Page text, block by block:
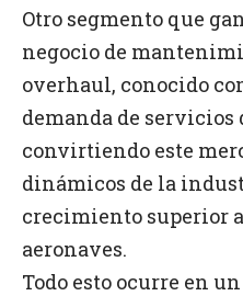
Otro segmento que
negocio de
overhaul, conocido
demanda de
convirtiendo este
dinámicos de la
crecimiento superior
aeronaves.
Todo esto ocurre en